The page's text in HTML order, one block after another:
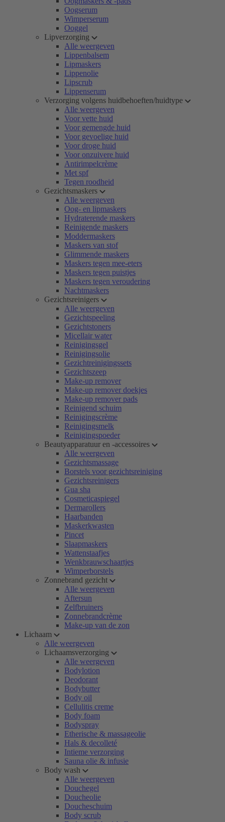
Oogserum
Wimperserum
Ooggel
Lipverzorging
Alle weergeven
Lippenbalsem
Lipmaskers
Lippenolie
Lipscrub
Lippenserum
Verzorging volgens huidbehoeften/huidtype
Alle weergeven
Voor vette huid
Voor gemengde huid
Voor gevoelige huid
Voor droge huid
Voor onzuivere huid
Antirimpelcrème
Met spf
Tegen roodheid
Gezichtsmaskers
Alle weergeven
Oog- en lipmaskers
Hydraterende maskers
Reinigende maskers
Moddermaskers
Maskers van stof
Glimmende maskers
Maskers tegen mee-eters
Maskers tegen puistjes
Maskers tegen veroudering
Nachtmaskers
Gezichtsreinigers
Alle weergeven
Gezichtspeeling
Gezichtstoners
Micellair water
Reinigingsgel
Reinigingsolie
Gezichtreinigingssets
Gezichtszeep
Make-up remover
Make-up remover doekjes
Make-up remover pads
Reinigend schuim
Reinigingscrème
Reinigingsmelk
Reinigingspoeder
Beautyapparatuur en -accessoires
Alle weergeven
Gezichtsmassage
Borstels voor gezichtsreiniging
Gezichtsreinigers
Gua sha
Cosmeticaspiegel
Dermarollers
Haarbanden
Maskerkwasten
Pincet
Slaapmaskers
Wattenstaafjes
Wenkbrauwschaartjes
Wimperborstels
Zonnebrand gezicht
Alle weergeven
Aftersun
Zelfbruiners
Zonnebrandcrème
Make-up van de zon
Lichaam
Alle weergeven
Lichaamsverzorging
Alle weergeven
Bodylotion
Deodorant
Bodybutter
Body oil
Cellulitis creme
Body foam
Bodyspray
Etherische & massageolie
Hals & decolleté
Intieme verzorging
Sauna olie & infusie
Body wash
Alle weergeven
Douchegel
Doucheolie
Doucheschuim
Body scrub